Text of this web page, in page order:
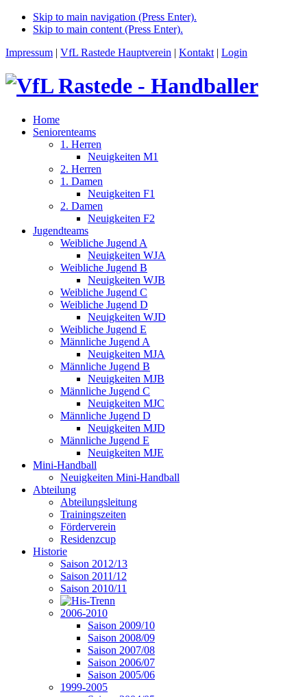
Skip to main navigation (Press Enter).
Skip to main content (Press Enter).
Impressum | VfL Rastede Hauptverein | Kontakt | Login
Home
Seniorenteams
1. Herren
Neuigkeiten M1
2. Herren
1. Damen
Neuigkeiten F1
2. Damen
Neuigkeiten F2
Jugendteams
Weibliche Jugend A
Neuigkeiten WJA
Weibliche Jugend B
Neuigkeiten WJB
Weibliche Jugend C
Weibliche Jugend D
Neuigkeiten WJD
Weibliche Jugend E
Männliche Jugend A
Neuigkeiten MJA
Männliche Jugend B
Neuigkeiten MJB
Männliche Jugend C
Neuigkeiten MJC
Männliche Jugend D
Neuigkeiten MJD
Männliche Jugend E
Neuigkeiten MJE
Mini-Handball
Neuigkeiten Mini-Handball
Abteilung
Abteilungsleitung
Trainingszeiten
Förderverein
Residenzcup
Historie
Saison 2012/13
Saison 2011/12
Saison 2010/11
2006-2010
Saison 2009/10
Saison 2008/09
Saison 2007/08
Saison 2006/07
Saison 2005/06
1999-2005